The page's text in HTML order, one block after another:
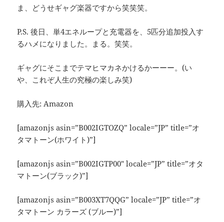
ま、どうせギャグ楽器ですから笑笑笑。
P.S. 後日、単4エネループと充電器を、5匹分追加投入す
るハメになりました。まる。笑笑。
ギャグにそこまでテマヒマカネかけるかーーー。(い
や、これぞ人生の究極の楽しみ笑)
購入先: Amazon
[amazonjs asin=”B002IGTOZQ” locale=”JP” title=”オ
タマトーン(ホワイト)”]
[amazonjs asin=”B002IGTP00″ locale=”JP” title=”オタ
マトーン(ブラック)”]
[amazonjs asin=”B003XT7QQG” locale=”JP” title=”オ
タマトーン カラーズ (ブルー)”]